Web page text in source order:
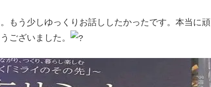
もう少しゆっくりお話ししたかったです。本当に頑
ございました。